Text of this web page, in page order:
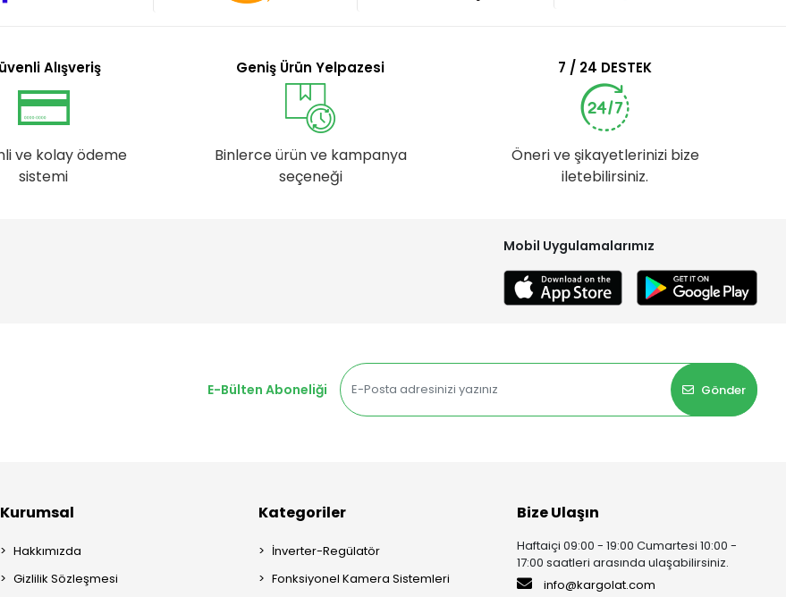
Alışveriş
ve kolay ödeme
sistemi
Geniş Ürün Yelpazesi
Binlerce ürün ve kampanya
seçeneği
7 / 24 DESTEK
Öneri ve şikayetlerinizi bize
iletebilirsiniz.
Mobil Uygulamalarımız
E-Bülten Aboneliği
Gönder
Kurumsal
Hakkımızda
Gizlilik Sözleşmesi
Kategoriler
İnverter-Regülatör
Fonksiyonel Kamera Sistemleri
Bize Ulaşın
Haftaiçi 09:00 - 19:00 Cumartesi 10:00 -
17:00 saatleri arasında ulaşabilirsiniz.
info@kargolat.com